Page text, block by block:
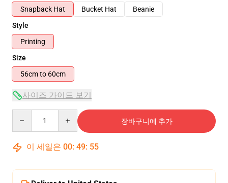
Snapback Hat
Bucket Hat
Beanie
Style
Printing
Size
56cm to 60cm
사이즈 가이드 보기
장바구니에 추가
이 세일은 00: 49: 55